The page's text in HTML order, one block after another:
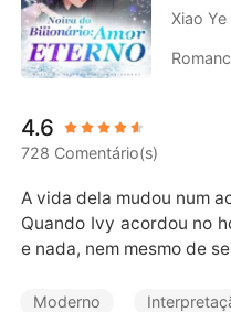
Sair
Baixar App
Lobisomem
Contos
Bilionários
Contos Curtos
Xiao
4.6
728 Comentário(s)
A vida dela mudou num
Quando Ivy acordou no
e nada, nem mesmo de
les estavam noivos.
Moderno